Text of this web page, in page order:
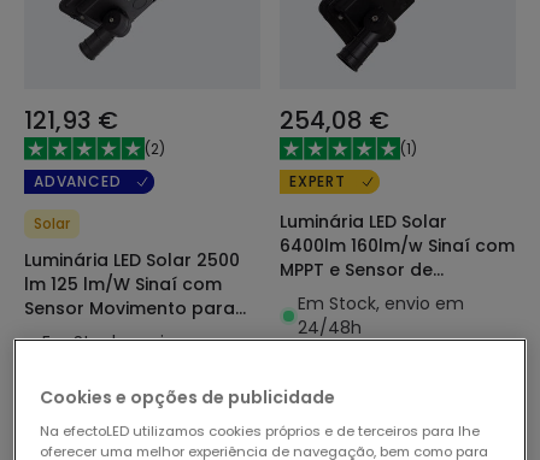
121,93 €
(2)
ADVANCED
Solar
Luminária LED Solar 2500
lm 125 lm/W Sinaí com
Sensor Movimento para
Iluminação Pública
Em Stock, envio em
254,08 €
(1)
EXPERT
Luminária LED Solar
6400lm 160lm/w Sinaí com
MPPT e Sensor de
Movimento para
Iluminação Pública
Em Stock, envio em
24/48h
Cookies e opções de publicidade
Na efectoLED utilizamos cookies próprios e de terceiros para lhe
oferecer uma melhor experiência de navegação, bem como para